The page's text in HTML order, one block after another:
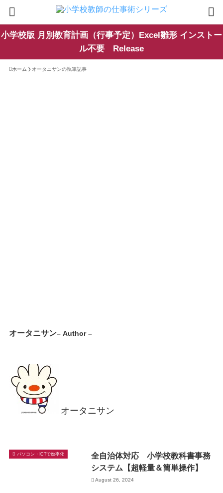
小学校版 月別教育計画（行事予定）Excel雛形 インストー
ル不要 Release
ホーム オータニサンの執筆記事
オータニサン– Author –
オータニサン
パソコン・ICTで効率化
全自治体対応 小学校教科書事務
システム【超軽量＆簡単操作】
August 26, 2024